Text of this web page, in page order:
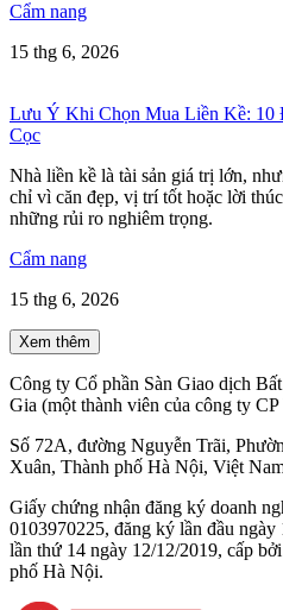
Cẩm nang
15 thg 6, 2026
Lưu Ý Khi Chọn Mua Liền Kề:
Cọc
Nhà liền kề là tài sản giá trị lớn,
chỉ vì căn đẹp, vị trí tốt hoặc lời
những rủi ro nghiêm trọng.
Cẩm nang
15 thg 6, 2026
Xem thêm
Công ty Cổ phần Sàn Giao dịch
Gia (một thành viên của công ty
Số 72A, đường Nguyễn Trãi,
Xuân, Thành phố Hà Nội, Việt
Giấy chứng nhận đăng ký doanh
0103970225, đăng ký lần đầu
lần thứ 14 ngày 12/12/2019, cấp
phố Hà Nội.